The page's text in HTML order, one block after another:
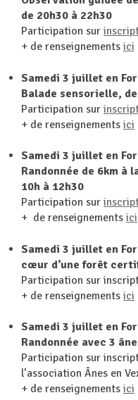
de 20h30 à 22h30
Participation sur
+ de renseignements ici
Samedi 3 juillet en
Balade sensorielle,
Participation sur
+ de renseignements ici
Samedi 3 juillet en
Randonnée de 6km à
10h à 12h30
Participation sur
+ de renseignements ici
Samedi 3 juillet en
cœur d’une forêt
Participation sur
+ de renseignements ici
Samedi 3 juillet en
Randonnée avec 3
Participation sur
l’association Ânes en
+ de renseignements ici